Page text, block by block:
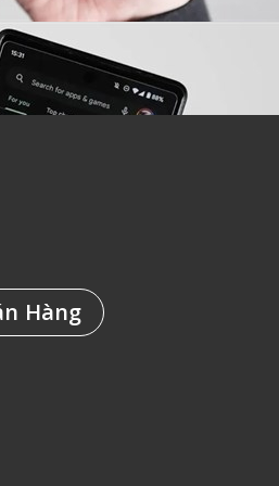
khi dùng nhiều giờ liền. Máy có
4GB cho phiên bản và 64GB bộ
6GB RAM+128Gb, giá tiền không
sử dụng nhiều giờ liền, lượng pin
giải trí với trò chơi, nghe nhạc,
thời gian đầy pin.
Hàng